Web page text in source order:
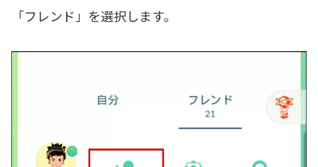
「フレンド」を選択します。